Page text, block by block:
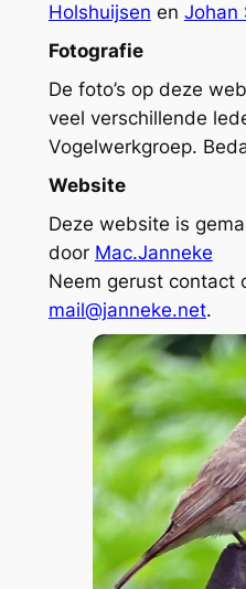
Holshuijsen en Johan
Fotografie
De foto’s op deze
veel verschillende
Vogelwerkgroep.
Website
Deze website is
door Mac.Janneke
Neem gerust contact
mail@janneke.net.